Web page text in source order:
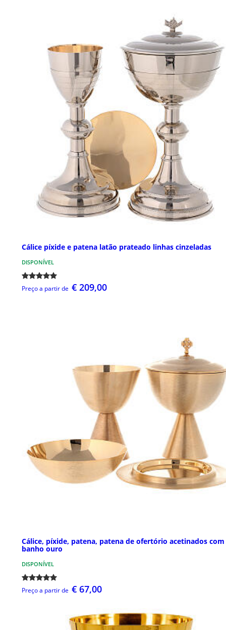
Cálice píxide e patena latão prateado linhas cinzeladas
DISPONÍVEL
Preço a partir de € 209,00
Cálice, píxide, patena, patena de ofertório acetinados com
banho ouro
DISPONÍVEL
Preço a partir de € 67,00